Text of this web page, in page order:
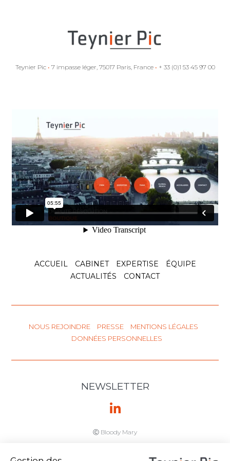
Teynier Pic • 7 impasse léger, 75017 Paris, France • + 33 (0)1 53 45 97 00
ACCUEIL CABINET EXPERTISE
ÉQUIPE
ACTUALITÉS
CONTACT
NOUS REJOINDRE PRESSE
MENTIONS LÉGALES
DONNÉES PERSONNELLES
NEWSLETTER
Ⓒ Bloody Mary